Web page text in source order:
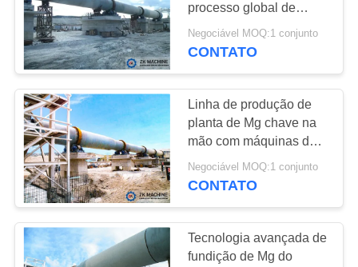
Triturador do
moinho de bola
Moinho de bola
contínuo
22
processo global de
Pidgeon
Negociável MOQ:1 conjunto
CONTATO
Linha de produção de
planta de Mg chave na
mão com máquinas de
forno rotativo
Negociável MOQ:1 conjunto
CONTATO
Tecnologia avançada de
fundição de Mg do